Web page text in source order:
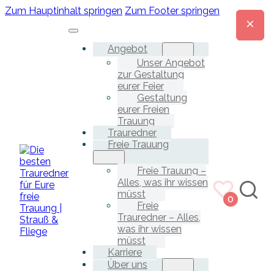
Zum Hauptinhalt springen Zum Footer springen
Angebot
Unser Angebot
zur Gestaltung
eurer Feier
Gestaltung
eurer Freien
Trauung
Trauredner
Freie Trauung
Freie Trauung –
Alles, was ihr wissen
müsst
Freie
Trauredner – Alles,
was ihr wissen
müsst
Karriere
Über uns
0